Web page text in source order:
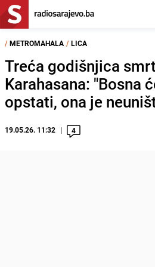
/ METROMAHALA / LICA
Treća godišnjica
Karahasana: "Bosna
opstati, ona je
19.05.26. 11:32 4